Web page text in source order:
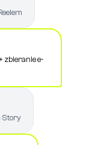
zbieranie e-
Story